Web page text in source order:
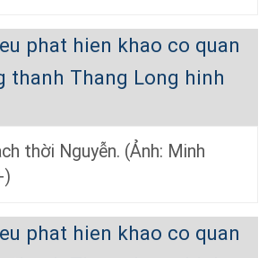
thời Nguyễn. (Ảnh: Minh